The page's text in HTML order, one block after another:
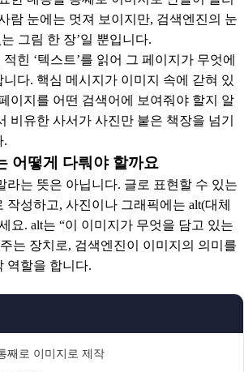
람 눈에는 멋져 보이지만, 검색엔진의 눈
그림 한 장’일 뿐입니다.
힌 ‘텍스트’를 읽어 그 페이지가 무엇에
다. 핵심 메시지가 이미지 속에 갇혀 있
이지를 어떤 검색어에 보여줘야 할지 알
비유한 사서가 사진만 붙은 책장을 넘기
.
어떻게 다뤄야 할까요
라는 뜻은 아닙니다. 글로 표현할 수 있는
작성하고, 사진이나 그래픽에는 alt(대체
요. alt는 “이 이미지가 무엇을 담고 있는
는 장치로, 검색엔진이 이미지의 의미를
역할을 합니다.
째로 이미지로 제작